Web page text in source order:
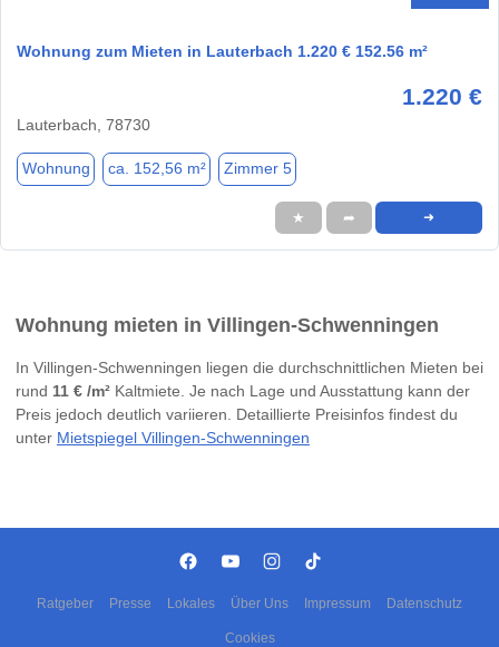
Wohnung zum Mieten in Lauterbach 1.220 € 152.56 m²
1.220 €
Lauterbach, 78730
Wohnung ca. 152,56 m² Zimmer 5
★ ➦ ➜
Wohnung mieten in Villingen-Schwenningen
In Villingen-Schwenningen liegen die durchschnittlichen Mieten bei
rund 11 € /m² Kaltmiete. Je nach Lage und Ausstattung kann der
Preis jedoch deutlich variieren. Detaillierte Preisinfos findest du
unter Mietspiegel Villingen-Schwenningen
Ratgeber Presse Lokales Über Uns Impressum Datenschutz
Cookies